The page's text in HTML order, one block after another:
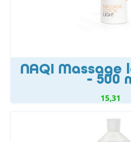
NAQI
- 500
15,31